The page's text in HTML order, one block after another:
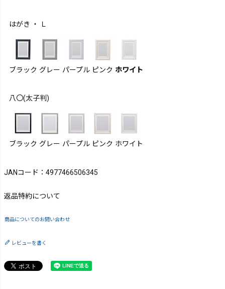
はがき ・ Ｌ
ブラック グレー パープル ピンク ホワイト
八〇(太子判)
ブラック グレー パープル ピンク ホワイト
JANコード：4977466506345
返品特約について
商品についてのお問い合わせ
レビューを書く